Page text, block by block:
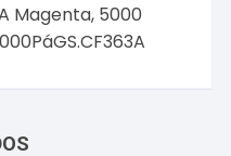
Magenta, 5000